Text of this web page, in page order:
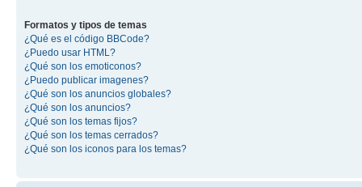
Formatos y tipos de temas
¿Qué es el código BBCode?
¿Puedo usar HTML?
¿Qué son los emoticonos?
¿Puedo publicar imagenes?
¿Qué son los anuncios globales?
¿Qué son los anuncios?
¿Qué son los temas fijos?
¿Qué son los temas cerrados?
¿Qué son los iconos para los temas?